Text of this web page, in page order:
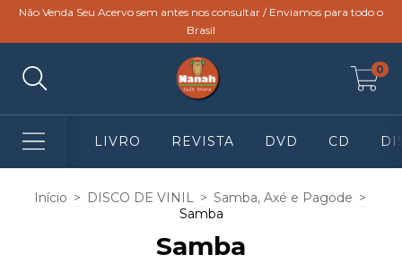
Não Venda Seu Acervo sem antes nos consultar / Enviamos para todo o
Brasil
0
LIVRO REVISTA DVD CD
Início > DISCO DE VINIL > Samba, Axé e Pagode >
Samba
Samba